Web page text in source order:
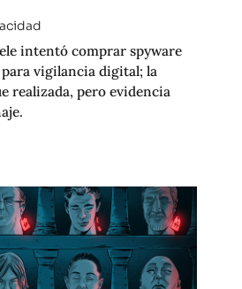
intentó comprar spyware
vigilancia digital; la
realizada, pero evidencia